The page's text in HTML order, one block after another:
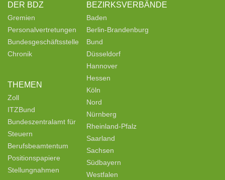
DER BDZ
Gremien
Personalvertretungen
Bundesgeschäftsstelle
Chronik
THEMEN
Zoll
ITZBund
Bundeszentralamt für
Steuern
Berufsbeamtentum
Positionspapiere
Stellungnahmen
BEZIRKSVERBÄNDE
Baden
Berlin-Brandenburg
Bund
Düsseldorf
Hannover
Hessen
Köln
Nord
Nürnberg
Rheinland-Pfalz
Saarland
Sachsen
Südbayern
Westfalen